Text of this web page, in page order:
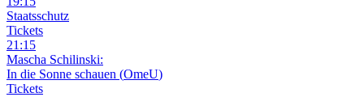
Staatsschutz
Tickets
21:15
Mascha Schilinski:
In die Sonne schauen (OmeU)
Tickets